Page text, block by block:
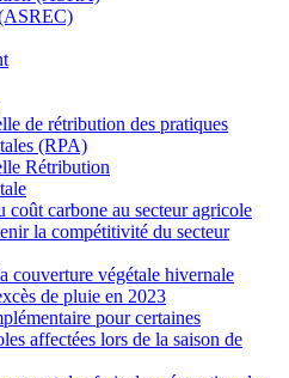
de rétribution des pratiques
(RPA)
Rétribution
coût carbone au secteur agricole
la compétitivité du secteur
couverture végétale hivernale
de pluie en 2023
pour certaines
affectées lors de la saison de